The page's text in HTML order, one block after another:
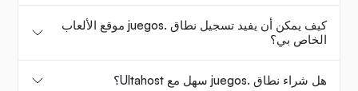
كيف يمكن أن يفيد تسجيل نطاق .juegos موقع الألعاب
الخاص بي؟
هل شراء نطاق .juegos سهل مع Ultahost؟